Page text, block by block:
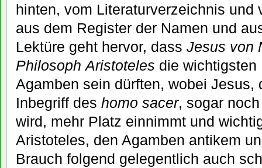
hinten, vom Literaturverzeichnis und
aus dem Register der Namen und
Lektüre geht hervor, dass Jesus von
Philosoph Aristoteles die wichtigsten
Agamben sein dürften, wobei Jesus,
Inbegriff des homo sacer, sogar
wird, mehr Platz einnimmt und
Aristoteles, den Agamben antikem
Brauch folgend gelegentlich auch